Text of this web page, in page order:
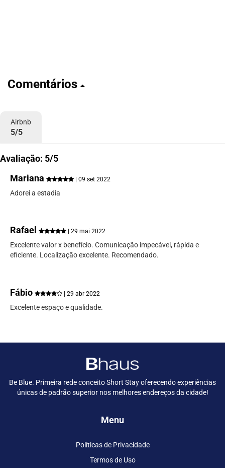
Comentários
Airbnb
5/5
Avaliação: 5/5
Mariana
| 09 set 2022
Adorei a estadia
Rafael | 29 mai 2022
Excelente valor x benefício. Comunicação impecável, rápida e
eficiente. Localização excelente. Recomendado.
Fábio | 29 abr 2022
Excelente espaço e qualidade.
Be Blue. Primeira rede conceito Short Stay oferecendo experiências
únicas de padrão superior nos melhores endereços da cidade!
Menu
Políticas de Privacidade
Termos de Uso